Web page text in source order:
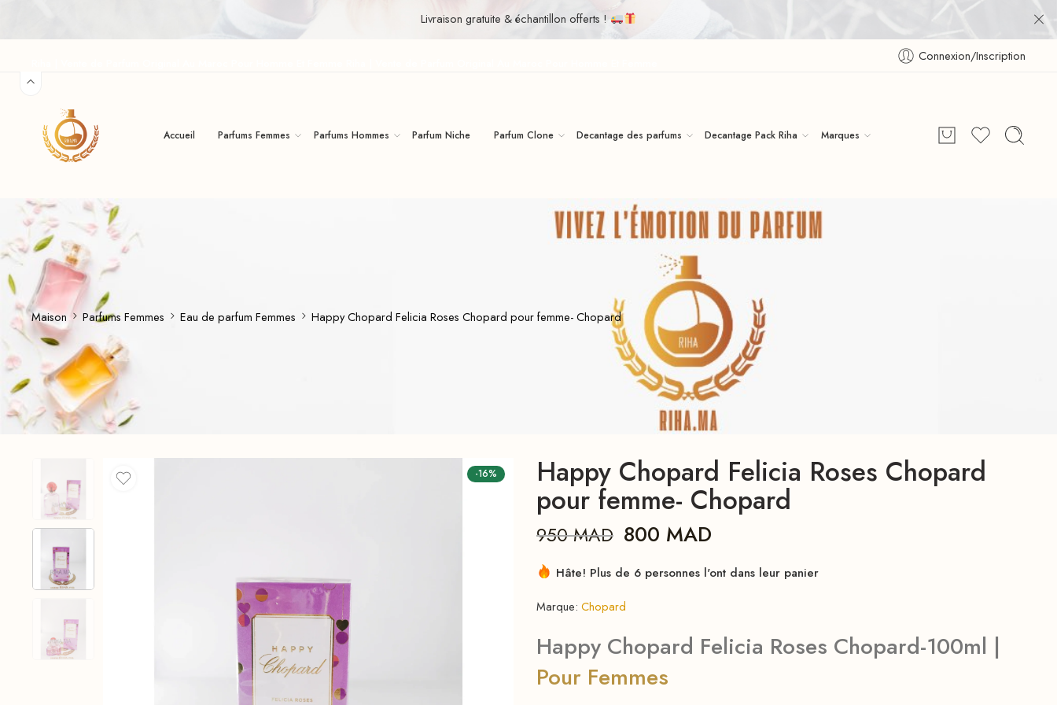
Livraison gratuite & échantillon offerts !
Connexion/Inscription
Accueil Parfums Femmes Parfums Hommes Parfum Niche Parfum Clone Decantage des parfums Decantage Pack Riha Marques
Maison Parfums Femmes Eau de parfum Femmes Happy Chopard Felicia Roses Chopard pour femme- Chopard
-16% Happy Chopard Felicia Roses Chopard
pour femme- Chopard
950MAD 800 MAD
Hâte! Plus de 6 personnes l'ont dans leur panier
Marque: Chopard
Happy Chopard Felicia Roses Chopard-100ml |
Pour Femmes